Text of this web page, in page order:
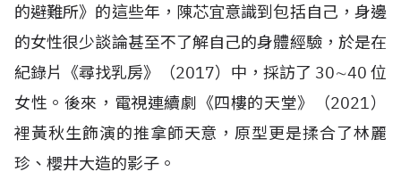
的避難所》的這些年，陳芯宜意識到包括自己，身邊
的女性很少談論甚至不了解自己的身體經驗，於是在
紀錄片《尋找乳房》（2017）中，採訪了 30∼40 位
女性。後來，電視連續劇《四樓的天堂》（2021 ）
裡黃秋生飾演的推拿師天意，原型更是揉合了林麗
珍、櫻井大造的影子。